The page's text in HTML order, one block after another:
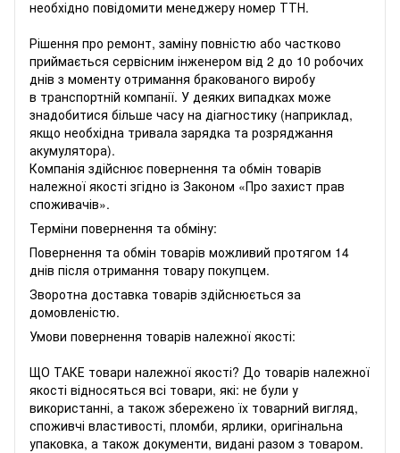
необхідно повідомити менеджеру номер ТТН.
Рішення про ремонт, заміну повністю або частково
приймається сервісним інженером від 2 до 10 робочих
днів з моменту отримання бракованого виробу
в транспортній компанії. У деяких випадках може
знадобитися більше часу на діагностику (наприклад,
якщо необхідна тривала зарядка та розряджання
акумулятора).
Компанія здійснює повернення та обмін товарів
належної якості згідно із Законом «Про захист прав
споживачів».
Терміни повернення та обміну:
Повернення та обмін товарів можливий протягом 14
днів після отримання товару покупцем.
Зворотна доставка товарів здійснюється за
домовленістю.
Умови повернення товарів належної якості:
ЩО ТАКЕ товари належної якості? До товарів належної
якості відносяться всі товари, які: не були у
використанні, а також збережено їх товарний вигляд,
споживчі властивості, пломби, ярлики, оригінальна
упаковка, а також документи, видані разом з товаром.